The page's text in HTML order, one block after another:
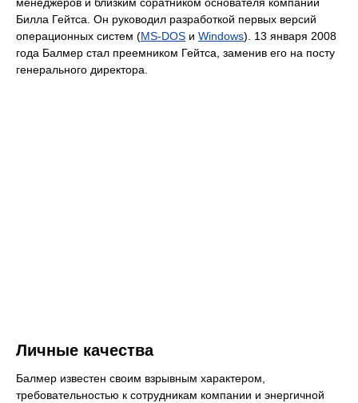
менеджеров и близким соратником основателя компании
Билла Гейтса. Он руководил разработкой первых версий
операционных систем (MS-DOS и Windows). 13 января 2008
года Балмер стал преемником Гейтса, заменив его на посту
генерального директора.
Личные качества
Балмер известен своим взрывным характером,
требовательностью к сотрудникам компании и энергичной